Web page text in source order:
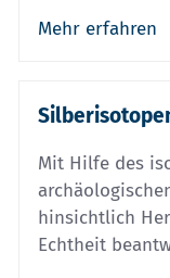
Mehr erfahren
Mit Hilfe des
hinsichtlich
Echtheit